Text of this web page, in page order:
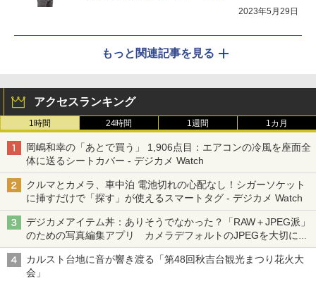
2023年5月29日
もっと関連記事を見る
アクセスランキング
1時間 24時間 1週間 1カ月
岡嶋和幸の「あとで買う」 1,906点目：エアコンの冷風を座面全
体に送るシートカバー - デジカメ Watch
クルマとカメラ、車中泊 電池切れの心配なし！シガーソケット
に挿すだけで「探す」が使えるスマートタグ - デジカメ Watch
デジカメアイテム丼：ありそうでなかった？「RAW＋JPEG派」
のための写真編集アプリ カメラデフォルトのJPEGを大切にす
る「Filmator」
カルスト台地に音が響き渡る「第48回秋吉台観光まつり花火大
会」